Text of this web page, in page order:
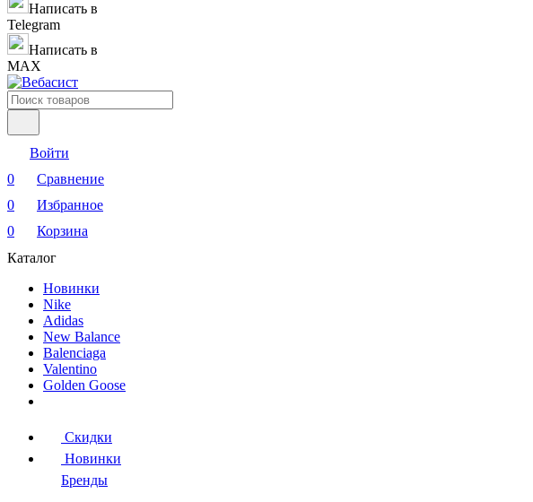
Написать в
Telegram
Написать в
MAX
Войти
0
Сравнение
0
Избранное
0
Корзина
Каталог
Новинки
Nike
Adidas
New Balance
Balenciaga
Valentino
Golden Goose
Скидки
Новинки
Бренды